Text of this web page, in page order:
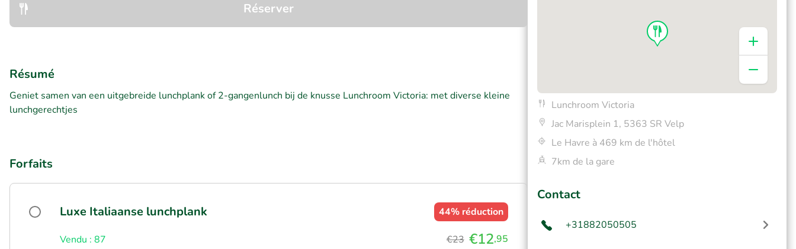
Réserver
Résumé
Geniet samen van een uitgebreide lunchplank of 2-gangenlunch bij de knusse Lunchroom Victoria: met diverse kleine
lunchgerechtjes
Forfaits
Luxe Italiaanse lunchplank 44% réduction
Vendu : 87 €23 €12,95
Lunchroom Victoria
Jac Marisplein 1, 5363 SR Velp
Le Havre à 469 km de l'hôtel
7km de la gare
Contact
+31882050505